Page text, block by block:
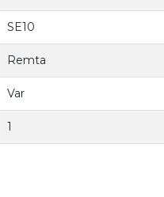
SE10
Remta
Var
1